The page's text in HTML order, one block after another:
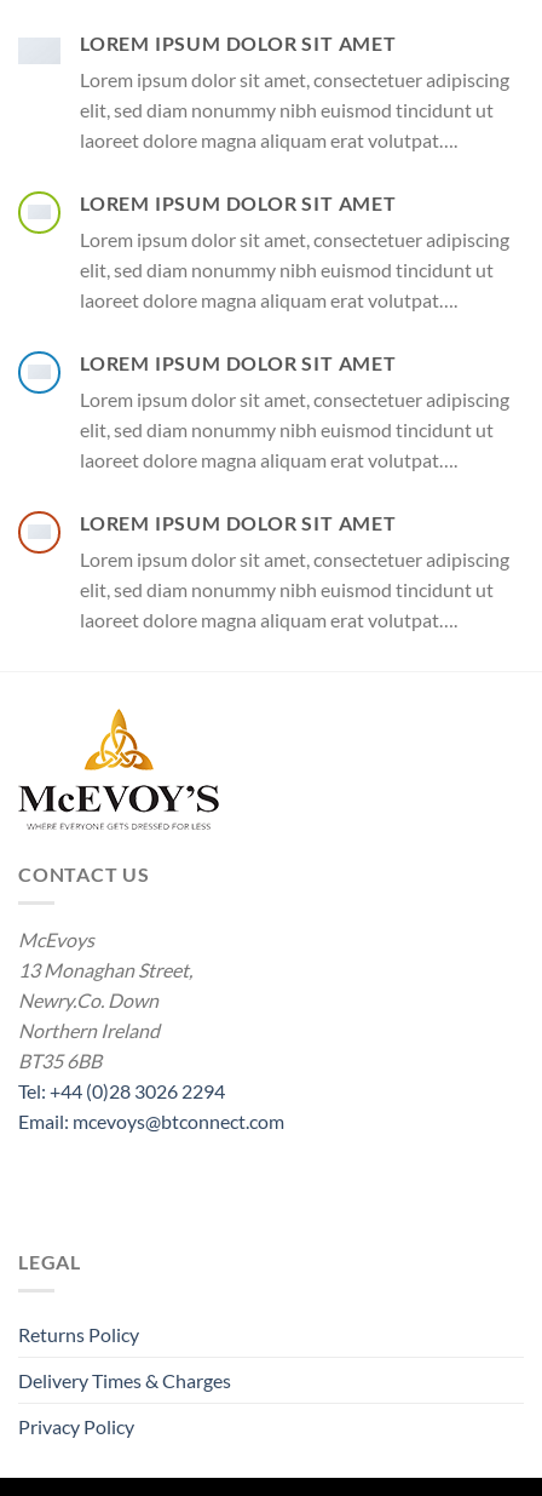
LOREM IPSUM DOLOR SIT AMET
Lorem ipsum dolor sit amet, consectetuer adipiscing
elit, sed diam nonummy nibh euismod tincidunt ut
laoreet dolore magna aliquam erat volutpat….
LOREM IPSUM DOLOR SIT AMET
Lorem ipsum dolor sit amet, consectetuer adipiscing
elit, sed diam nonummy nibh euismod tincidunt ut
laoreet dolore magna aliquam erat volutpat….
LOREM IPSUM DOLOR SIT AMET
Lorem ipsum dolor sit amet, consectetuer adipiscing
elit, sed diam nonummy nibh euismod tincidunt ut
laoreet dolore magna aliquam erat volutpat….
LOREM IPSUM DOLOR SIT AMET
Lorem ipsum dolor sit amet, consectetuer adipiscing
elit, sed diam nonummy nibh euismod tincidunt ut
laoreet dolore magna aliquam erat volutpat….
CONTACT US
McEvoys
13 Monaghan Street,
Newry.Co. Down
Northern Ireland
BT35 6BB
Tel: +44 (0)28 3026 2294
Email: mcevoys@btconnect.com
LEGAL
Returns Policy
Delivery Times & Charges
Privacy Policy